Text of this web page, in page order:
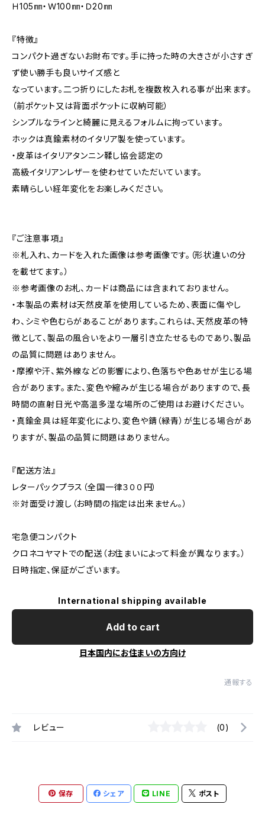
Ｈ105㎜・Ｗ100㎜・Ｄ20㎜
『特徴』
コンパクト過ぎないお財布です。手に持った時の大きさが小さすぎ
ず使い勝手も良いサイズ感と
なっています。二つ折りにしたお札を複数枚入れる事が出来ます。
（前ポケット又は背面ポケットに収納可能）
シンプルなラインと綺麗に見えるフォルムに拘っています。
ホックは真鍮素材のイタリア製を使っています。
・皮革はイタリアタンニン鞣し協会認定の
高級イタリアンレザーを使わせていただいています。
素晴らしい経年変化をお楽しみください。
『ご注意事項』
※札入れ、カードを入れた画像は参考画像です。（形状違いの分
を載せてます。）
※参考画像のお札、カードは商品には含まれておりません。
・本製品の素材は天然皮革を使用しているため、表面に傷やし
わ、シミや色むらがあることがあります。これらは、天然皮革の特
徴として、製品の風合いをより一層引き立たせるものであり、製品
の品質に問題はありません。
・摩擦や汗、紫外線などの影響により、色落ちや色あせが生じる場
合があります。また、変色や縮みが生じる場合がありますので、長
時間の直射日光や高温多湿な場所のご使用はお避けください。
・真鍮金具は経年変化により、変色や錆（緑青）が生じる場合があ
りますが、製品の品質に問題はありません。
『配送方法』
レターパックプラス（全国一律３００円）
※対面受け渡し（お時間の指定は出来ません。）
宅急便コンパクト
クロネコヤマトでの配送（お住まいによって料金が異なります。）
日時指定、保証がございます。
International shipping available
Add to cart
日本国内にお住まいの方向け
通報する
レビュー (0)
保存 シェア LINE ポスト